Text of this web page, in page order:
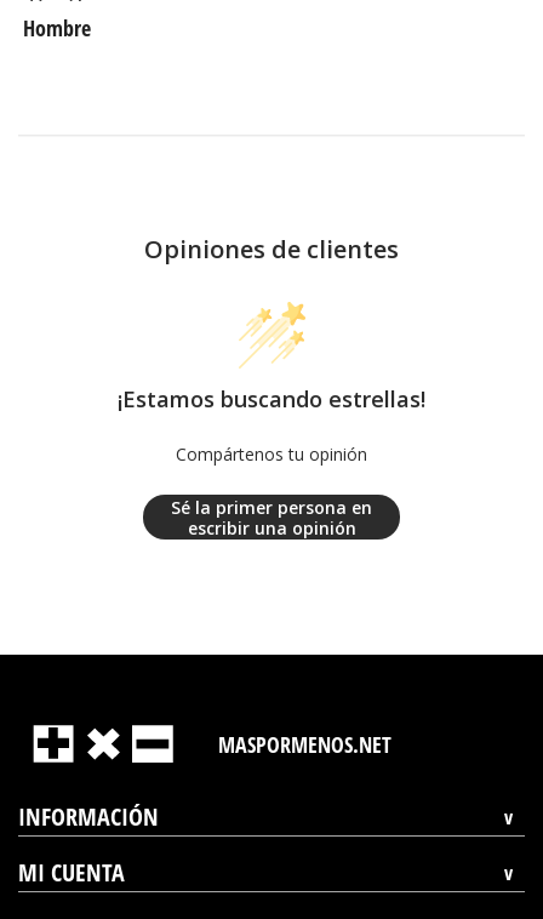
Hombre
Opiniones de clientes
¡Estamos buscando estrellas!
Compártenos tu opinión
Sé la primer persona en
escribir una opinión
MASPORMENOS.NET
INFORMACIÓN
MI CUENTA